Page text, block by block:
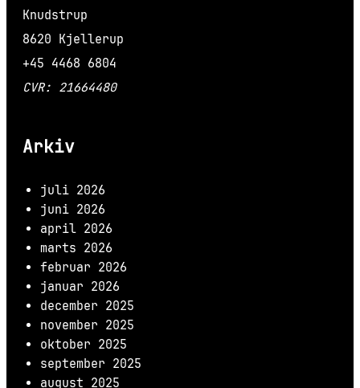
Knudstrup
8620 Kjellerup
+45 4468 6804
CVR: 21664480
Arkiv
juli 2026
juni 2026
april 2026
marts 2026
februar 2026
januar 2026
december 2025
november 2025
oktober 2025
september 2025
august 2025